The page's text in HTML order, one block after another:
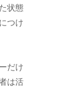
状態
つけ
だけ
は活